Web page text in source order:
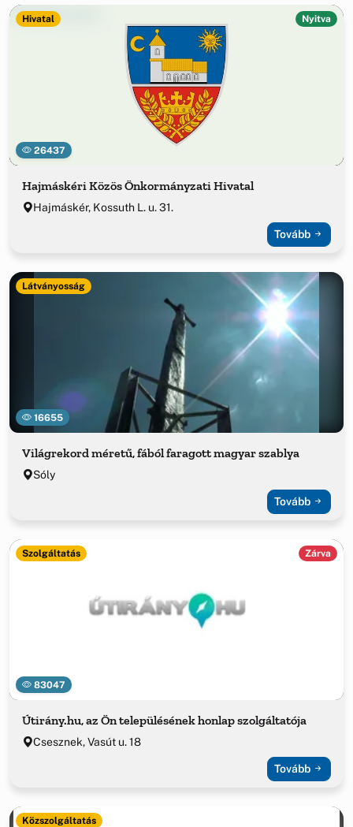
26437
Hivatal Nyitva
Hajmáskéri Közös Önkormányzati Hivatal
Hajmáskér, Kossuth L. u. 31.
Tovább
16655
Látványosság
Világrekord méretű, fából faragott magyar szablya
Sóly
Tovább
83047
Szolgáltatás Zárva
Útirány.hu, az Ön településének honlap szolgáltatója
Csesznek, Vasút u. 18
Tovább
Közszolgáltatás